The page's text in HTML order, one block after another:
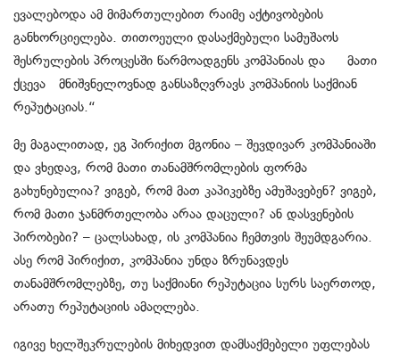
ევალებოდა ამ მიმართულებით რაიმე აქტივობების
განხორციელება. თითოეული დასაქმებული სამუშაოს
შესრულების პროცესში წარმოადგენს კომპანიას და მათი
ქცევა მნიშვნელოვნად განსაზღვრავს კომპანიის საქმიან
რეპუტაციას.“
მე მაგალითად, ეგ პირიქით მგონია – შევდივარ კომპანიაში
და ვხედავ, რომ მათი თანამშრომლების ფორმა
გახუნებულია? ვიგებ, რომ მათ კაპიკებზე ამუშავებენ? ვიგებ,
რომ მათი ჯანმრთელობა არაა დაცული? ან დასვენების
პირობები? – ცალსახად, ის კომპანია ჩემთვის შეუმდგარია.
ასე რომ პირიქით, კომპანია უნდა ზრუნავდეს
თანამშრომლებზე, თუ საქმიანი რეპუტაცია სურს საერთოდ,
არათუ რეპუტაციის ამაღლება.
იგივე ხელშეკრულების მიხედვით დამსაქმებელი უფლებას